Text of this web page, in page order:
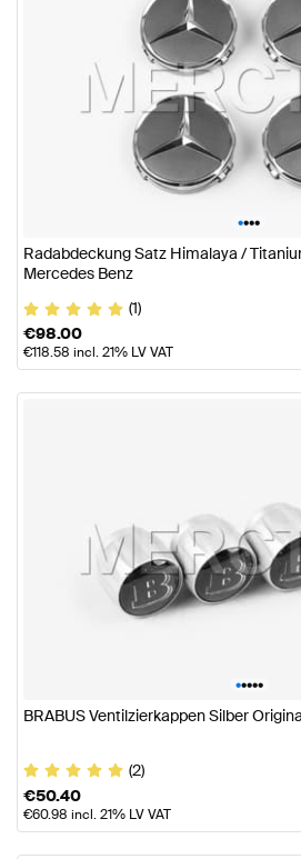
••••
Radabdeckung Satz Himalaya /
Mercedes Benz
(1)
€98.00
€118.58 incl. 21% LV VAT
•••••
BRABUS Ventilzierkappen Silber
(2)
€50.40
€60.98 incl. 21% LV VAT